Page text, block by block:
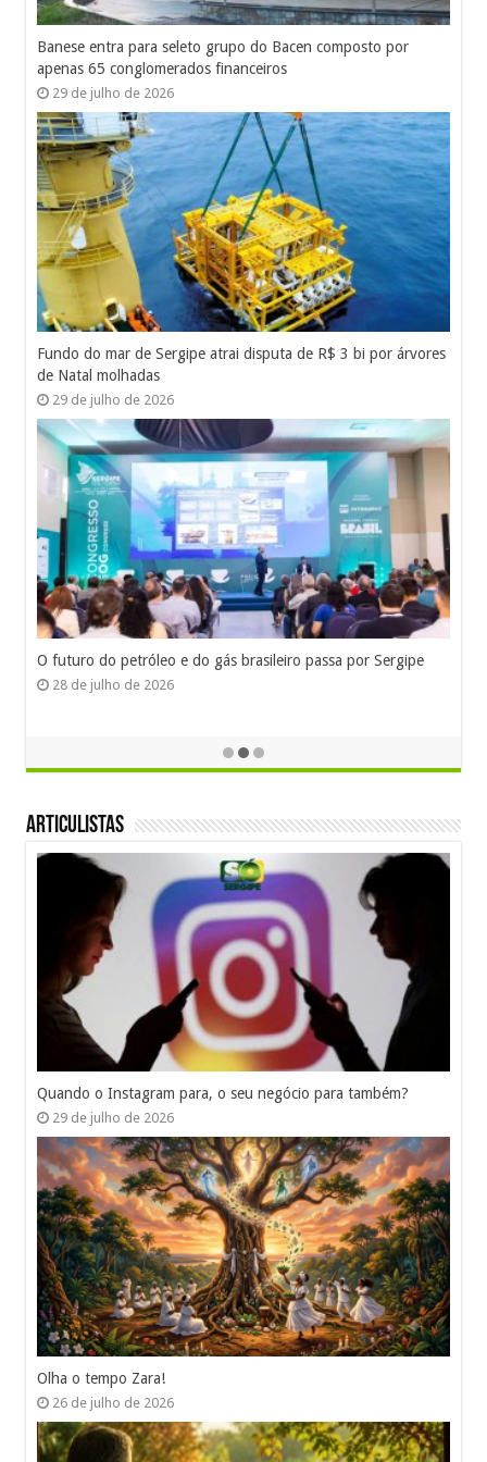
Banese entra para seleto grupo do Bacen composto por
apenas 65 conglomerados financeiros
29 de julho de 2026
Fundo do mar de Sergipe atrai disputa de R$ 3 bi por árvores
de Natal molhadas
29 de julho de 2026
O futuro do petróleo e do gás brasileiro passa por Sergipe
28 de julho de 2026
Articulistas
Quando o Instagram para, o seu negócio para também?
29 de julho de 2026
Olha o tempo Zara!
26 de julho de 2026